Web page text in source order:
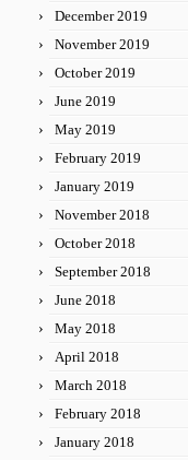
December 2019
November 2019
October 2019
June 2019
May 2019
February 2019
January 2019
November 2018
October 2018
September 2018
June 2018
May 2018
April 2018
March 2018
February 2018
January 2018